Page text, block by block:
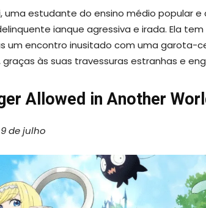
uma estudante do ensino médio popular
ianque agressiva e irada. Ela
um encontro inusitado com uma garota-
às suas travessuras estranhas e
Allowed in Another
de julho